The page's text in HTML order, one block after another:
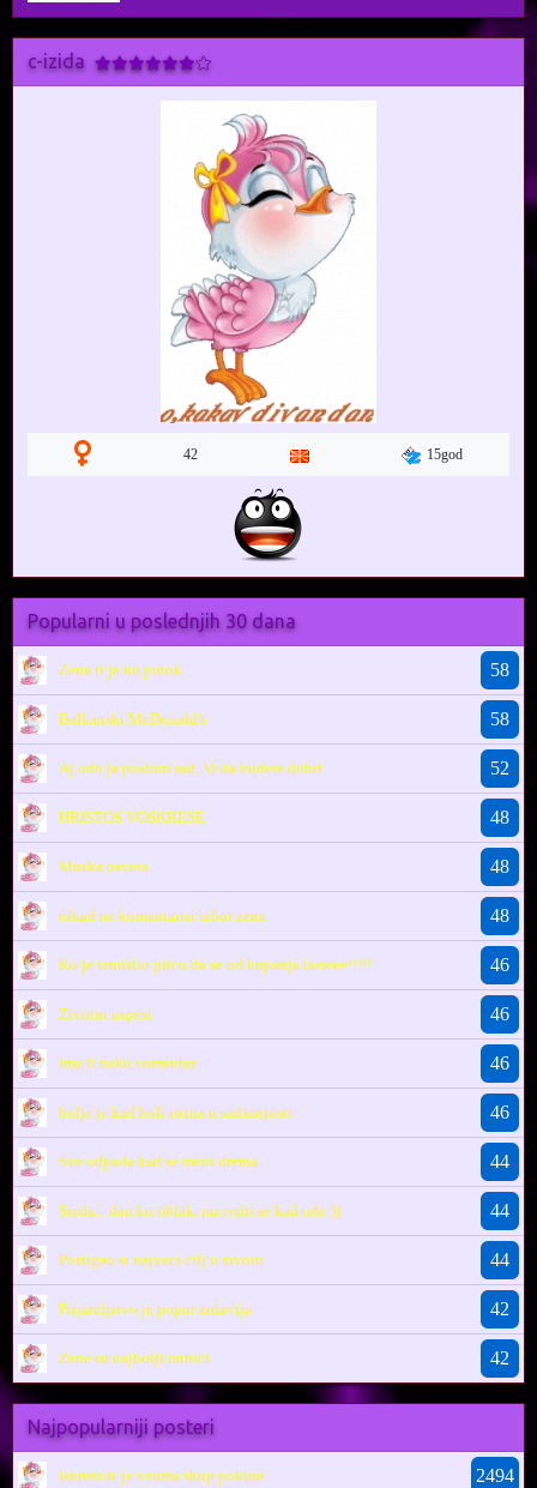
c-izida
42 15god
Popularni u poslednjih 30 dana
Zena ti je ko potok 58
Balkanski McDonald's 58
Aj odo ja poslom sad, Vi da budete dobri 52
HRISTOS VOSKRESE 48
Muska osveta. 48
nikad ne komentarisi izbor zene 48
Ko je izmislio plicu da se od kupanja lasteee!!!!! 46
Zivotni uspesi 46
Ima li neko comentar 46
bolje je kad boli istina u sadasnjosti 46
Sve odpada kad se meni drema 44
Sreda... dan ko oblak, razvedri se kad ode:)) 44
Postigao si najveci cilj u zivotu 44
Prijateljstvo je poput zrdavlja 42
Zene su najbolji ratnici 42
Najpopularniji posteri
Iskrenost je veoma skup poklon 2494